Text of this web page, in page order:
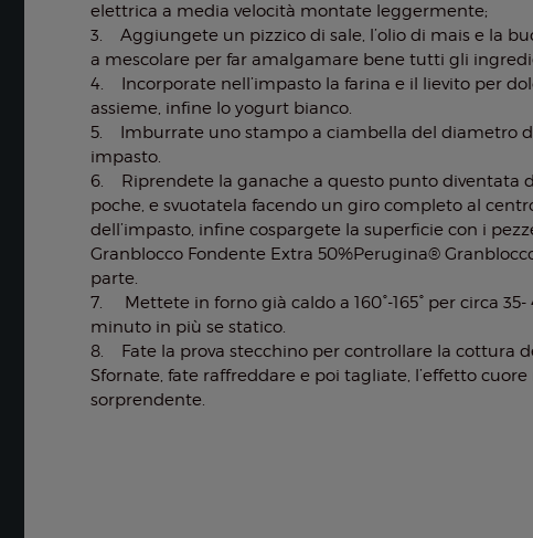
elettrica a media velocità montate leggermente;
3. Aggiungete un pizzico di sale, l’olio di mais e la
a mescolare per far amalgamare bene tutti gli
4. Incorporate nell’impasto la farina e il lievito per
assieme, infine lo yogurt bianco.
5. Imburrate uno stampo a ciambella del diametro
impasto.
6. Riprendete la ganache a questo punto diventata
poche, e svuotatela facendo un giro completo al
dell’impasto, infine cospargete la superficie con i
Granblocco Fondente Extra 50%Perugina®
parte.
7. Mettete in forno già caldo a 160°-165° per circa
minuto in più se statico.
8. Fate la prova stecchino per controllare la cottura
Sfornate, fate raffreddare e poi tagliate, l’effetto
sorprendente.